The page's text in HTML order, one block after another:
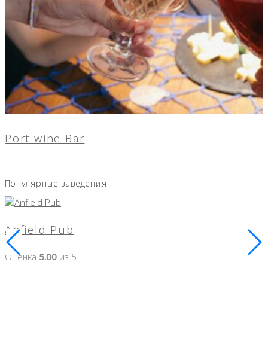
Port wine Bar
Популярные заведения
Anfield Pub
Оценка 5.00 из 5